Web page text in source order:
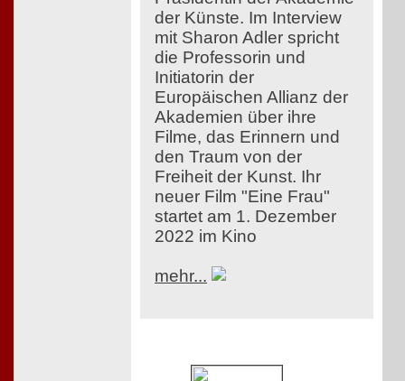
der Künste. Im Interview
mit Sharon Adler spricht
die Professorin und
Initiatorin der
Europäischen Allianz der
Akademien über ihre
Filme, das Erinnern und
den Traum von der
Freiheit der Kunst. Ihr
neuer Film "Eine Frau"
startet am 1. Dezember
2022 im Kino
mehr...